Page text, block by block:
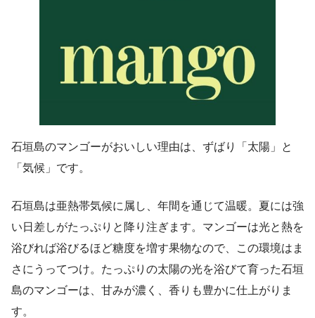
石垣島のマンゴーがおいしい理由は、ずばり「太陽」と
「気候」です。
石垣島は亜熱帯気候に属し、年間を通じて温暖。夏には強
い日差しがたっぷりと降り注ぎます。マンゴーは光と熱を
浴びれば浴びるほど糖度を増す果物なので、この環境はま
さにうってつけ。たっぷりの太陽の光を浴びて育った石垣
島のマンゴーは、甘みが濃く、香りも豊かに仕上がりま
す。